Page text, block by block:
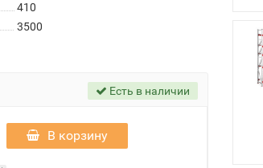
410
3500
Есть в наличии
В корзину